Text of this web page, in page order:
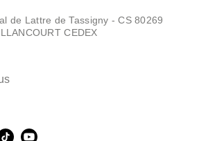
de Lattre de Tassigny - CS 80269
CEDEX